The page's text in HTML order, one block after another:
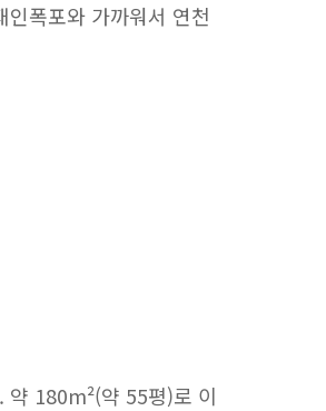
폭포와 가까워서 연천
약 180m²(약 55평)로 이